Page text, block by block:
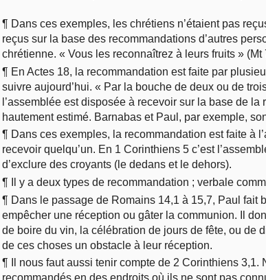
¶ Dans ces exemples, les chrétiens n’étaient pas
reçus sur la base des recommandations d’autres
chrétienne. « Vous les reconnaîtrez à leurs fruits » (Mt
¶ En Actes 18, la recommandation est faite par
suivre aujourd’hui. « Par la bouche de deux ou de
l’assemblée est disposée à recevoir sur la base de
hautement estimé. Barnabas et Paul, par exemple,
¶ Dans ces exemples, la recommandation est faite à
recevoir quelqu’un. En 1 Corinthiens 5 c’est
d’exclure des croyants (le dedans et le dehors).
¶ Il y a deux types de recommandation ; verbale
¶ Dans le passage de Romains 14,1 à 15,7, Paul fait
empêcher une réception ou gâter la communion. Il
de boire du vin, la célébration de jours de fête, ou de
de ces choses un obstacle à leur réception.
¶ Il nous faut aussi tenir compte de 2 Corinthiens